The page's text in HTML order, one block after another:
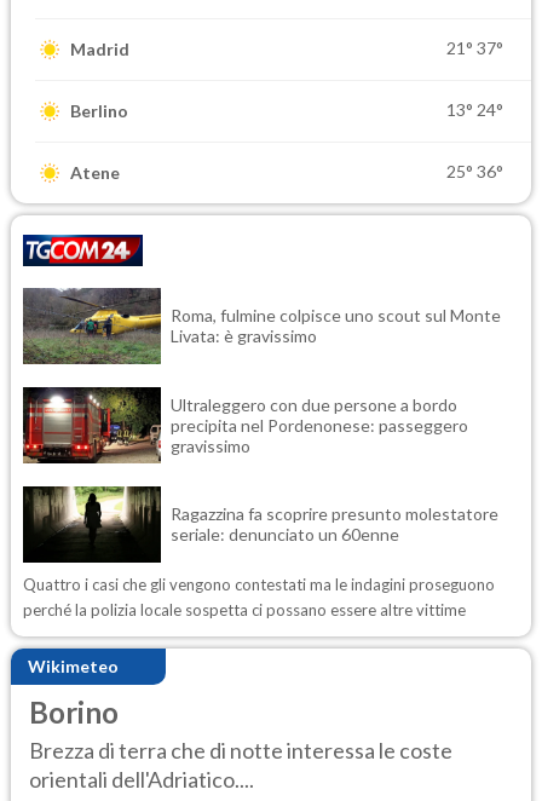
Madrid 21° 37°
Berlino 13° 24°
Atene 25° 36°
Roma, fulmine colpisce uno scout sul Monte
Livata: è gravissimo
Ultraleggero con due persone a bordo
precipita nel Pordenonese: passeggero
gravissimo
Ragazzina fa scoprire presunto molestatore
seriale: denunciato un 60enne
Quattro i casi che gli vengono contestati ma le indagini proseguono
perché la polizia locale sospetta ci possano essere altre vittime
Wikimeteo
Borino
Brezza di terra che di notte interessa le coste
orientali dell'Adriatico....